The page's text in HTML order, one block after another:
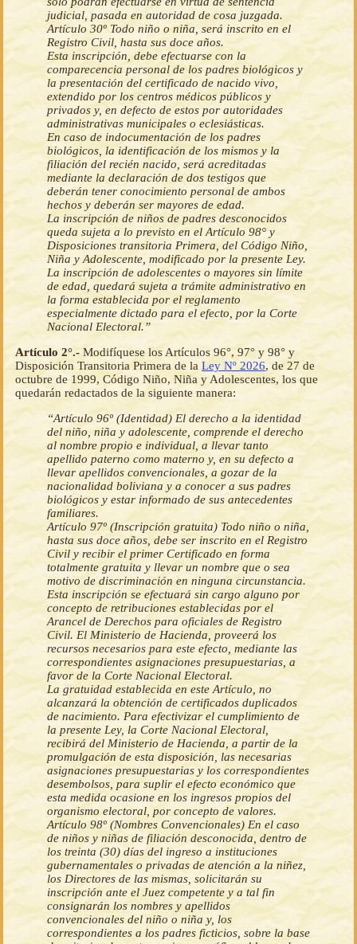
judicial, pasada en autoridad de cosa juzgada.
Artículo 30º Todo niño o niña, será inscrito en el
Registro Civil, hasta sus doce años.
Esta inscripción, debe efectuarse con la
comparecencia personal de los padres biológicos y
la presentación del certificado de nacido vivo,
extendido por los centros médicos públicos y
privados y, en defecto de estos por autoridades
administrativas municipales o eclesiásticas.
En caso de indocumentación de los padres
biológicos, la identificación de los mismos y la
filiación del recién nacido, será acreditadas
mediante la declaración de dos testigos que
deberán tener conocimiento personal de ambos
hechos y deberán ser mayores de edad.
La inscripción de niños de padres desconocidos
queda sujeta a lo previsto en el Artículo 98° y
Disposiciones transitoria Primera, del Código Niño,
Niña y Adolescente, modificado por la presente Ley.
La inscripción de adolescentes o mayores sin límite
de edad, quedará sujeta a trámite administrativo en
la forma establecida por el reglamento
especialmente dictado para el efecto, por la Corte
Nacional Electoral.”
Artículo 2°.-Modifíquese los Artículos 96°, 97° y 98° y
Disposición Transitoria Primera de la Ley Nº 2026, de 27 de
octubre de 1999, Código Niño, Niña y Adolescentes, los que
quedarán redactados de la siguiente manera:
“Artículo 96º (Identidad) El derecho a la identidad
del niño, niña y adolescente, comprende el derecho
al nombre propio e individual, a llevar tanto
apellido paterno como materno y, en su defecto a
llevar apellidos convencionales, a gozar de la
nacionalidad boliviana y a conocer a sus padres
biológicos y estar informado de sus antecedentes
familiares.
Artículo 97º (Inscripción gratuita) Todo niño o niña,
hasta sus doce años, debe ser inscrito en el Registro
Civil y recibir el primer Certificado en forma
totalmente gratuita y llevar un nombre que o sea
motivo de discriminación en ninguna circunstancia.
Esta inscripción se efectuará sin cargo alguno por
concepto de retribuciones establecidas por el
Arancel de Derechos para oficiales de Registro
Civil. El Ministerio de Hacienda, proveerá los
recursos necesarios para este efecto, mediante las
correspondientes asignaciones presupuestarias, a
favor de la Corte Nacional Electoral.
La gratuidad establecida en este Artículo, no
alcanzará la obtención de certificados duplicados
de nacimiento. Para efectivizar el cumplimiento de
la presente Ley, la Corte Nacional Electoral,
recibirá del Ministerio de Hacienda, a partir de la
promulgación de esta disposición, las necesarias
asignaciones presupuestarias y los correspondientes
desembolsos, para suplir el efecto económico que
esta medida ocasione en los ingresos propios del
organismo electoral, por concepto de valores.
Artículo 98º (Nombres Convencionales) En el caso
de niños y niñas de filiación desconocida, dentro de
los treinta (30) días del ingreso a instituciones
gubernamentales o privadas de atención a la niñez,
los Directores de las mismas, solicitarán su
inscripción ante el Juez competente y a tal fin
consignarán los nombres y apellidos
convencionales del niño o niña y, los
correspondientes a los padres ficticios, sobre la base